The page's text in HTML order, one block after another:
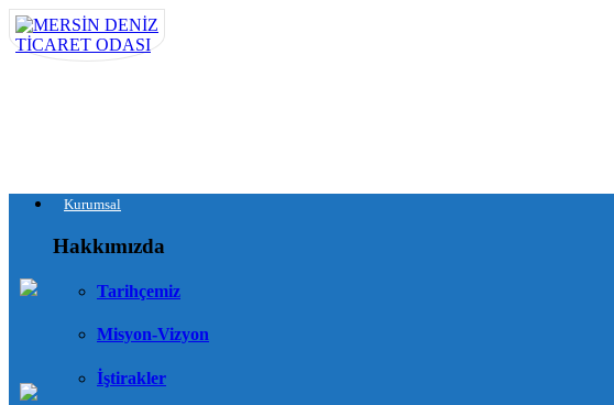
Kurumsal
Hakkımızda
Tarihçemiz
Misyon-Vizyon
İştirakler